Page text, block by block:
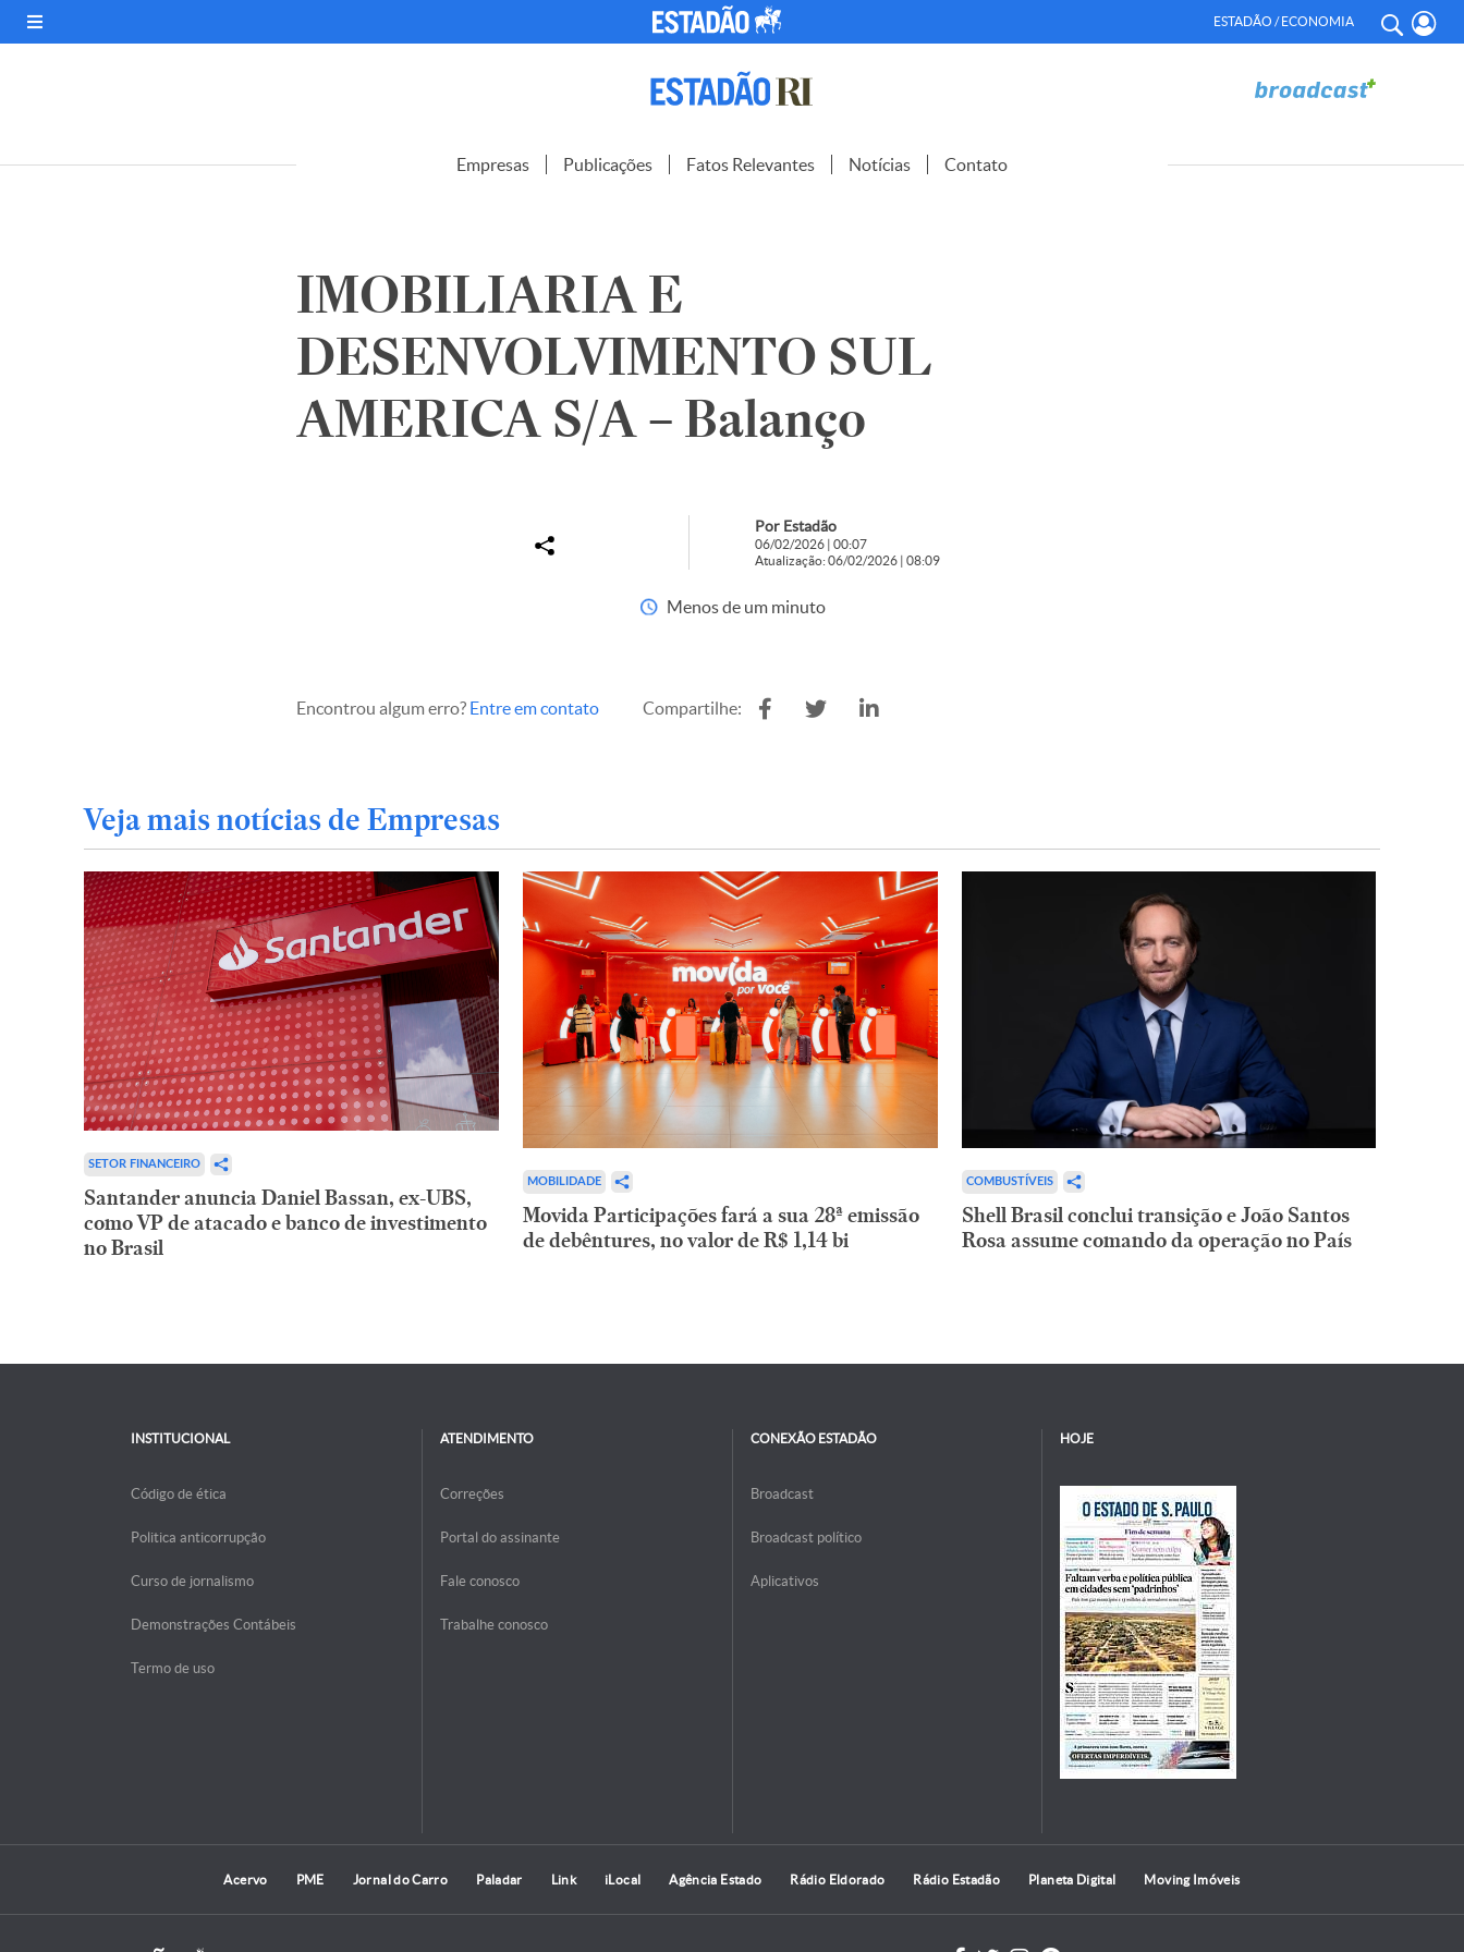
ESTADÃO / ECONOMIA
Empresas Publicações Fatos Relevantes Notícias Contato
IMOBILIARIA E
DESENVOLVIMENTO SUL
AMERICA S/A – Balanço
Por Estadão
06/02/2026 | 00:07
Atualização: 06/02/2026 | 08:09
Menos de um minuto
Encontrou algum erro? Entre em contato Compartilhe:
Veja mais notícias de Empresas
SETOR FINANCEIRO
Santander anuncia Daniel Bassan, ex-UBS,
como VP de atacado e banco de investimento
no Brasil
MOBILIDADE
Movida Participações fará a sua 28ª emissão
de debêntures, no valor de R$ 1,14 bi
COMBUSTÍVEIS
Shell Brasil conclui transição e João Santos
Rosa assume comando da operação no País
INSTITUCIONAL
Código de ética
Politica anticorrupção
Curso de jornalismo
Demonstrações Contábeis
Termo de uso
ATENDIMENTO
Correções
Portal do assinante
Fale conosco
Trabalhe conosco
CONEXÃO ESTADÃO
Broadcast
Broadcast político
Aplicativos
HOJE
Acervo PME Jornal do Carro Paladar Link iLocal Agência Estado Rádio Eldorado Rádio Estadão Planeta Digital Moving Imóveis